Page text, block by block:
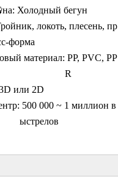
Холодный бегун
локоть, плесень, пр
форма
материал: PP, PVC, PP
R
или 2D
500 000 ~ 1 миллион в
ыстрелов